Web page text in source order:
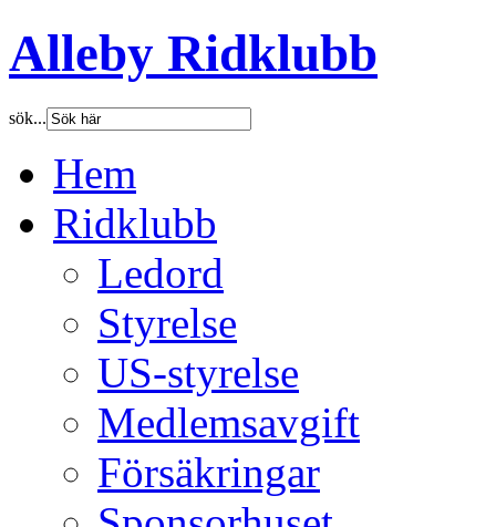
Alleby Ridklubb
sök...
Hem
Ridklubb
Ledord
Styrelse
US-styrelse
Medlemsavgift
Försäkringar